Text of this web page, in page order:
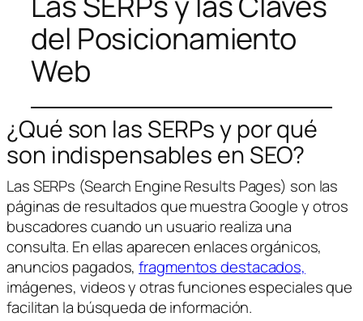
del Posicionamiento
Web
¿Qué son las SERPs y por qué
son indispensables en SEO?
Las SERPs (Search Engine Results Pages) son las
páginas de resultados que muestra Google y otros
buscadores cuando un usuario realiza una
consulta. En ellas aparecen enlaces orgánicos,
anuncios pagados,fragmentos destacados,
imágenes, videos y otras funciones especiales que
facilitan la búsqueda de información.